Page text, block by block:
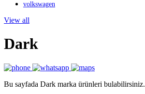
volkswagen
View all
Dark
Bu sayfada Dark marka ürünleri bulabilirsiniz.